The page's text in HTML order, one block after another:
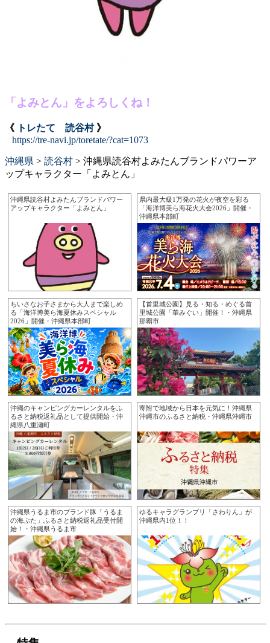
「よみとん」をよろしくね！
《 トレたて 読谷村》
https://tre-navi.jp/toretate/?cat=1073
沖縄県 > 読谷村 > 沖縄県読谷村よみたんブランドパワーア
ップキャラクター「よみとん」
沖縄県読谷村よみたんブランドパワー
アップキャラクター「よみとん」
県内最大級1万発の花火が夜空を彩る
「海洋博美ら海花火大会2026」開催・
沖縄県本部町
ちいさなお子さまから大人まで楽しめ
る「海洋博美ら海夏休みスペシャル
2026」開催・沖縄県本部町
【首里城公園】見る・知る・めぐる首
里城公園「華みぐい」開催！・沖縄県
那覇市
沖縄のキャンピングカーレンタルをふ
るさと納税返礼品として提供開始・沖
縄県八重瀬町
寄附で地域から日本を元気に！沖縄県
沖縄市のふるさと納税・沖縄県沖縄市
沖縄県うるま市のブランド豚「うるま
の海ぶた」ふるさと納税返礼品受付開
始！・沖縄県うるま市
ゆるキャラグランプリ「さわりん」が
沖縄県内1位！！